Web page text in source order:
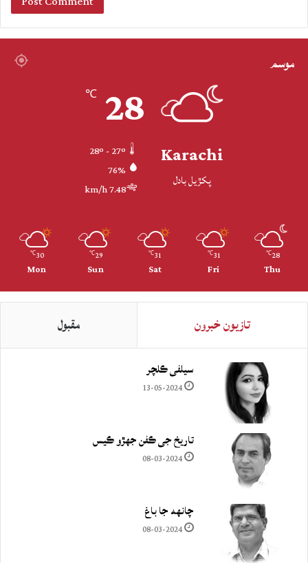
موسم
Karachi
پکڙيل بادل
28
℃
76%
7.48 km/h
28
℃
Thu
31
℃
Fri
31
℃
Sat
29
℃
Sun
30
℃
Mon
تازيون خبرون مقبول
سيلفي ڪلچر
13-05-2024
تاريخ جي ڪفن جھڙو ڪيس
08-03-2024
چانهه جا باغ
08-03-2024